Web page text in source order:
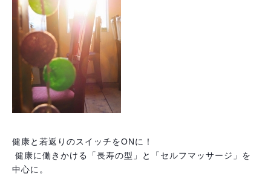
健康と若返りのスイッチをONに！
健康に働きかける「長寿の型」と「セルフマッサージ」を
中心に。